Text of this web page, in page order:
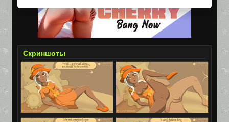
Скриншоты